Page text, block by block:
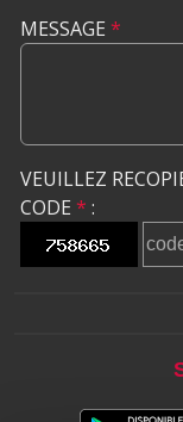
MESSAGE *
VEUILLEZ
CODE * :